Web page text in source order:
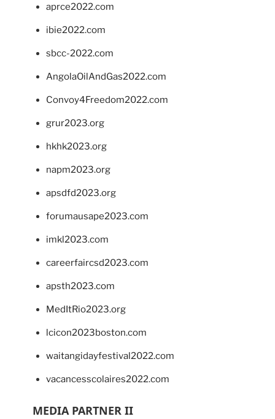
aprce2022.com
ibie2022.com
sbcc-2022.com
AngolaOilAndGas2022.com
Convoy4Freedom2022.com
grur2023.org
hkhk2023.org
napm2023.org
apsdfd2023.org
forumausape2023.com
imkl2023.com
careerfaircsd2023.com
apsth2023.com
MedItRio2023.org
lcicon2023boston.com
waitangidayfestival2022.com
vacancesscolaires2022.com
MEDIA PARTNER II